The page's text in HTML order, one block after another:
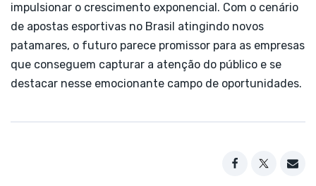
impulsionar o crescimento exponencial. Com o cenário
de apostas esportivas no Brasil atingindo novos
patamares, o futuro parece promissor para as empresas
que conseguem capturar a atenção do público e se
destacar nesse emocionante campo de oportunidades.